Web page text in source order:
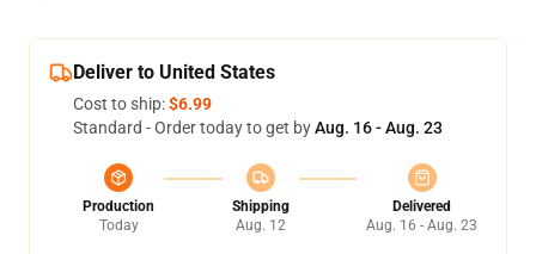
Deliver to United States
Cost to ship:$6.99
Standard - Order today to get byAug. 16 - Aug. 23
Production
Today
Shipping
Aug. 12
Delivered
Aug. 16 - Aug. 23